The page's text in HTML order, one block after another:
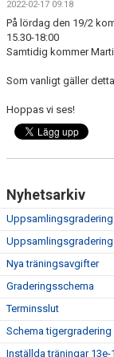
TRÄNINGSTIDER
SHOP
DOKUMENT
TAEKWON-DO
SPONSORER &
2022-02-17 09:18
På lördag den 19/2
15.30-18:00
Samtidig kommer
Som vanligt gäller
Hoppas vi ses!
Nyhetsarkiv
Uppsamlingsgradering
Nya träningsavgifter
Graderingsschema
Terminsslut
Schema tigergradering
Inställda träningar 13e-